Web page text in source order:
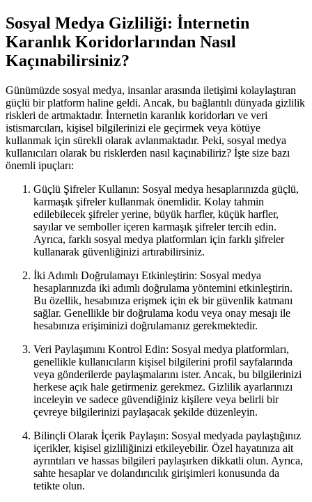
Sosyal Medya Gizliliği: İnternetin
Karanlık Koridorlarından Nasıl
Kaçınabilirsiniz?
Günümüzde sosyal medya, insanlar arasında iletişimi kolaylaştıran
güçlü bir platform haline geldi. Ancak, bu bağlantılı dünyada gizlilik
riskleri de artmaktadır. İnternetin karanlık koridorları ve veri
istismarcıları, kişisel bilgilerinizi ele geçirmek veya kötüye
kullanmak için sürekli olarak avlanmaktadır. Peki, sosyal medya
kullanıcıları olarak bu risklerden nasıl kaçınabiliriz? İşte size bazı
önemli ipuçları:
Güçlü Şifreler Kullanın: Sosyal medya hesaplarınızda güçlü,
karmaşık şifreler kullanmak önemlidir. Kolay tahmin
edilebilecek şifreler yerine, büyük harfler, küçük harfler,
sayılar ve semboller içeren karmaşık şifreler tercih edin.
Ayrıca, farklı sosyal medya platformları için farklı şifreler
kullanarak güvenliğinizi artırabilirsiniz.
İki Adımlı Doğrulamayı Etkinleştirin: Sosyal medya
hesaplarınızda iki adımlı doğrulama yöntemini etkinleştirin.
Bu özellik, hesabınıza erişmek için ek bir güvenlik katmanı
sağlar. Genellikle bir doğrulama kodu veya onay mesajı ile
hesabınıza erişiminizi doğrulamanız gerekmektedir.
Veri Paylaşımını Kontrol Edin: Sosyal medya platformları,
genellikle kullanıcıların kişisel bilgilerini profil sayfalarında
veya gönderilerde paylaşmalarını ister. Ancak, bu bilgilerinizi
herkese açık hale getirmeniz gerekmez. Gizlilik ayarlarınızı
inceleyin ve sadece güvendiğiniz kişilere veya belirli bir
çevreye bilgilerinizi paylaşacak şekilde düzenleyin.
Bilinçli Olarak İçerik Paylaşın: Sosyal medyada paylaştığınız
içerikler, kişisel gizliliğinizi etkileyebilir. Özel hayatınıza ait
ayrıntıları ve hassas bilgileri paylaşırken dikkatli olun. Ayrıca,
sahte hesaplar ve dolandırıcılık girişimleri konusunda da
tetikte olun.